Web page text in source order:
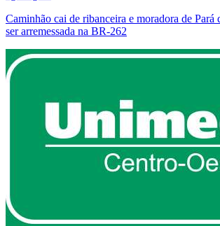
Caminhão cai de ribanceira e moradora de Pará
ser arremessada na BR-262